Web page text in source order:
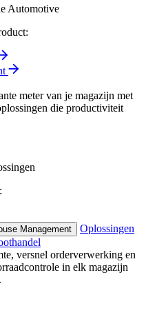
Automotive
meter van je magazijn met
die productiviteit
Management
Oplossingen
versnel orderverwerking en
in elk magazijn